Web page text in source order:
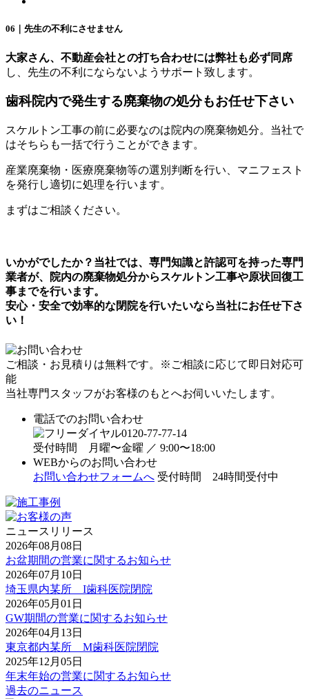
06｜先生の不利にさせません
大家さん、不動産会社との打ち合わせには弊社も必ず同席
し、先生の不利にならないようサポート致します。
歯科院内で発生する廃棄物の処分もお任せ下さい
スケルトン工事の前に必要なのは院内の廃棄物処分。当社で
はそちらも一括で行うことができます。
産業廃棄物・医療廃棄物等の選別判断を行い、マニフェスト
を発行し適切に処理を行います。
まずはご相談ください。
いかがでしたか？当社では、専門知識と許認可を持った専門
業者が、院内の廃棄物処分からスケルトン工事や原状回復工
事までを行います。
安心・安全で効率的な閉院を行いたいなら当社にお任せ下さ
い！
ご相談・お見積りは無料です。
※ご相談に応じて即日対応可
能
当社専門スタッフがお客様のもとへお伺いいたします。
電話でのお問い合わせ
0120-77-77-14
受付時間 月曜〜金曜 ／ 9:00〜18:00
WEBからのお問い合わせ
お問い合わせフォームへ 受付時間 24時間受付中
ニュースリリース
2026年08月08日
お盆期間の営業に関するお知らせ
2026年07月10日
埼玉県内某所 I歯科医院閉院
2026年05月01日
GW期間の営業に関するお知らせ
2026年04月13日
東京都内某所 M歯科医院閉院
2025年12月05日
年末年始の営業に関するお知らせ
過去のニュース